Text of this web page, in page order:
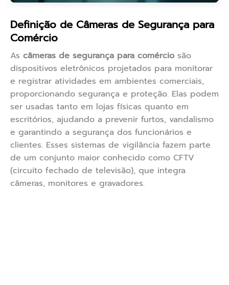
Definição de Câmeras de Segurança para
Comércio
As câmeras de segurança para comércio são
dispositivos eletrônicos projetados para monitorar
e registrar atividades em ambientes comerciais,
proporcionando segurança e proteção. Elas podem
ser usadas tanto em lojas físicas quanto em
escritórios, ajudando a prevenir furtos, vandalismo
e garantindo a segurança dos funcionários e
clientes. Esses sistemas de vigilância fazem parte
de um conjunto maior conhecido como CFTV
(circuito fechado de televisão), que integra
câmeras, monitores e gravadores.